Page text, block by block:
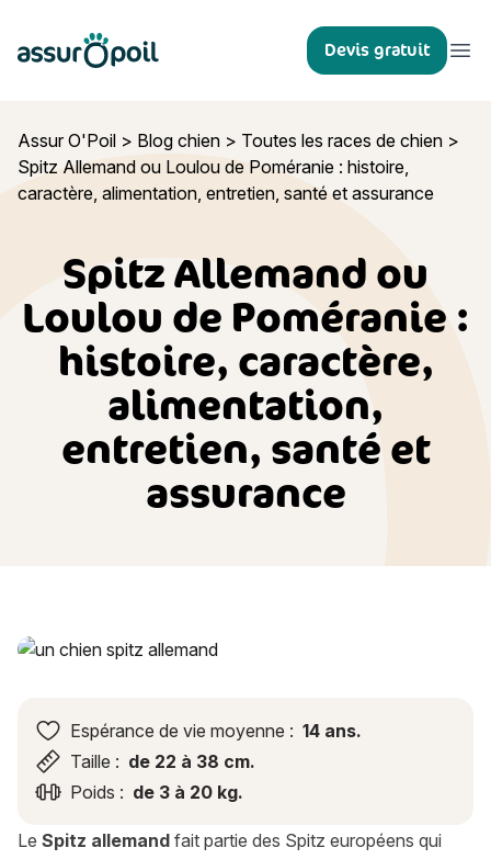
Assur O'Poil Devis gratuit
Assur O'Poil > Blog chien > Toutes les races de chien >
Spitz Allemand ou Loulou de Poméranie : histoire,
caractère, alimentation, entretien, santé et assurance
Spitz Allemand ou
Loulou de Poméranie :
histoire, caractère,
alimentation,
entretien, santé et
assurance
Spitz Allemand ou Loulou de Poméranie : histoire,
Espérance de vie moyenne : 14 ans.
Taille : de 22 à 38 cm.
Poids : de 3 à 20 kg.
Le Spitz allemand fait partie des Spitz européens qui